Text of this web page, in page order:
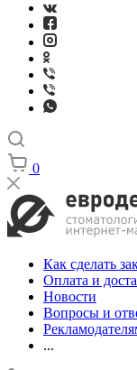
0
Как сделать
Оплата и
Новости
Вопросы и
...